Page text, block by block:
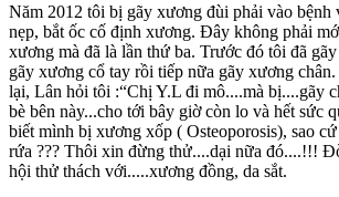
Năm 2012 tôi bị gãy xương đùi phải vào bệnh
nẹp, bắt ốc cố định xương. Đây không phải
xương mà đã là lần thứ ba. Trước đó tôi đã
gãy xương cổ tay rồi tiếp nữa gãy xương
lại, Lân hỏi tôi :“Chị Y.L đi mô....mà bị....gãy
bè bên này...cho tới bây giờ còn lo và hết sức
biết mình bị xương xốp ( Osteoporosis), sao
rứa ??? Thôi xin đừng thử....dại nữa đó....!!!
hội thử thách với.....xương đồng, da sắt.